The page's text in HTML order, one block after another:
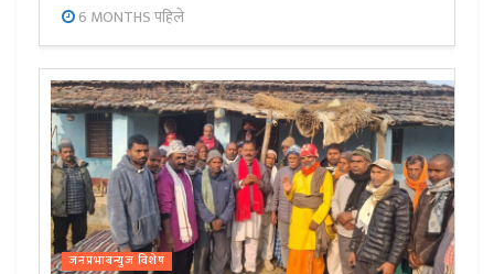
6 MONTHS पहिले
जनप्रभाबन्युज विशेष